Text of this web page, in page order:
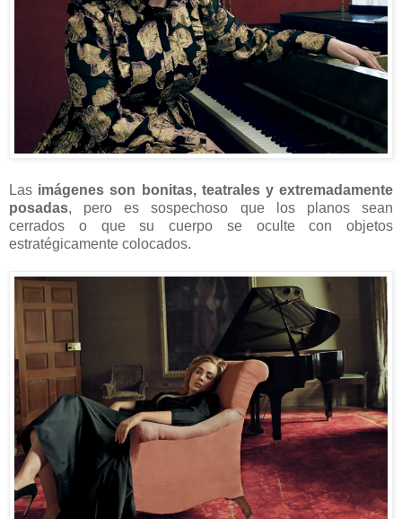
Las imágenes son bonitas, teatrales y extremadamente
posadas, pero es sospechoso que los planos sean
cerrados o que su cuerpo se oculte con objetos
estratégicamente colocados.